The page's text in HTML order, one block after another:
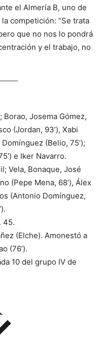
el Almería B, uno de
competición: “Se trata
que no nos lo pondrá
y el trabajo, no
Borao, Josema Gómez,
(Jordan, 93’), Xabi
(Belio, 75’);
e Iker Navarro.
Vela, Bonaque, José
(Pepe Mena, 68’), Álex
(Antonio Domínguez,
45.
(Elche). Amonestó a
(76’).
10 del grupo IV de